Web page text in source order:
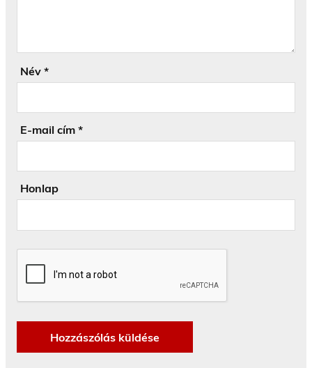
Név *
E-mail cím *
Honlap